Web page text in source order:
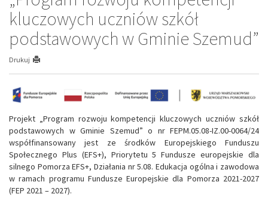
kluczowych uczniów szkół
podstawowych w Gminie Szemud”
Drukuj
Projekt „Program rozwoju kompetencji kluczowych uczniów szkół
podstawowych w Gminie Szemud” o nr FEPM.05.08-IZ.00-0064/24
współfinansowany jest ze środków Europejskiego Funduszu
Społecznego Plus (EFS+), Priorytetu 5 Fundusze europejskie dla
silnego Pomorza EFS+, Działania nr 5.08. Edukacja ogólna i zawodowa
w ramach programu Fundusze Europejskie dla Pomorza 2021-2027
(FEP 2021 – 2027).